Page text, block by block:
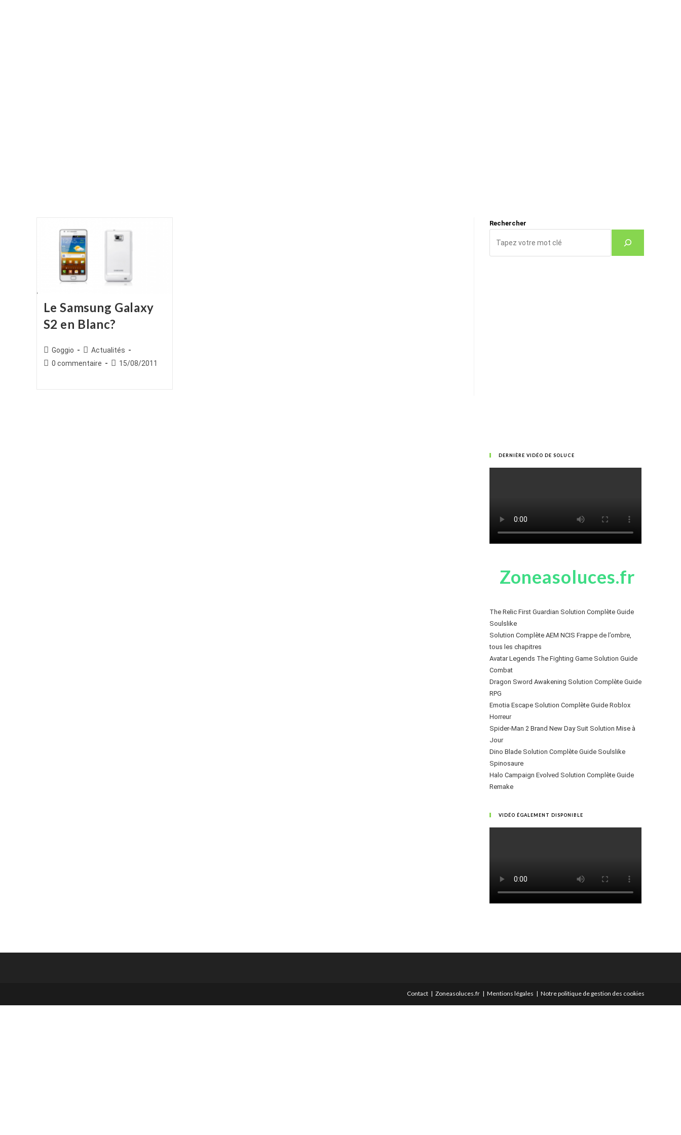
Le Samsung Galaxy
S2 en Blanc?
Auteur/autrice
de
Goggio
Post
category:
Actualités
Commentaires
0 commentaire
Publication
15/08/2011
Rechercher
DERNIÈRE VIDÉO DE SOLUCE
Zoneasoluces.fr
The Relic First Guardian Solution Complète Guide
Soulslike
Solution Complète AEM NCIS Frappe de l’ombre,
tous les chapitres
Avatar Legends The Fighting Game Solution Guide
Combat
Dragon Sword Awakening Solution Complète Guide
RPG
Emotia Escape Solution Complète Guide Roblox
Horreur
Spider-Man 2 Brand New Day Suit Solution Mise à
Jour
Dino Blade Solution Complète Guide Soulslike
Spinosaure
Halo Campaign Evolved Solution Complète Guide
Remake
VIDÉO ÉGALEMENT DISPONIBLE
Contact Zoneasoluces.fr Mentions légales Notre politique de gestion des cookies